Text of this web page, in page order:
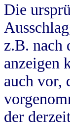
Die
z.B. nach
anzeigen
auch vor,
der